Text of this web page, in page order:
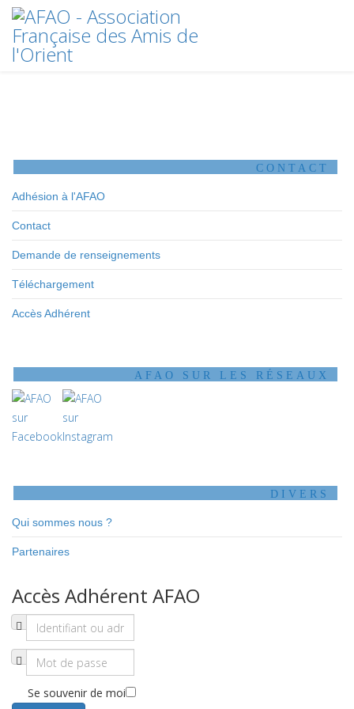
CONTACT
Adhésion à l'AFAO
Contact
Demande de renseignements
Téléchargement
Accès Adhérent
AFAO SUR LES RÉSEAUX
DIVERS
Qui sommes nous ?
Partenaires
Accès Adhérent AFAO
Se souvenir de moi